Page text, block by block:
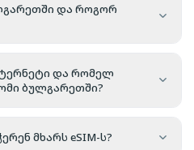
და როგორ
და რომელ
ბულგარეთში?
მხარს eSIM-ს?